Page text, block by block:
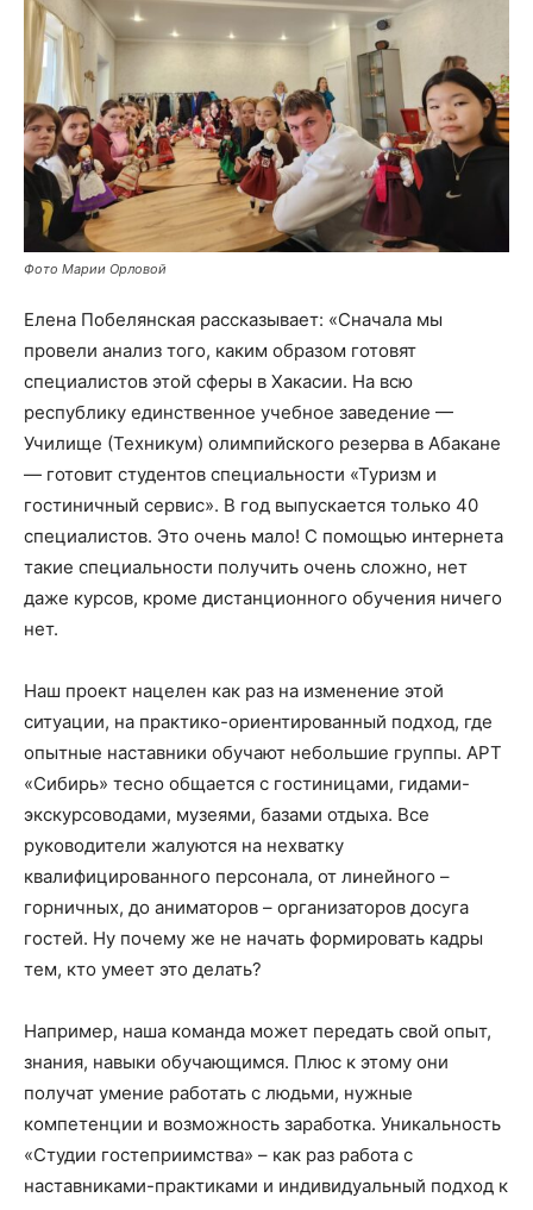
Фото Марии Орловой
Елена Побелянская рассказывает: «Сначала мы
провели анализ того, каким образом готовят
специалистов этой сферы в Хакасии. На всю
республику единственное учебное заведение —
Училище (Техникум) олимпийского резерва в Абакане
— готовит студентов специальности «Туризм и
гостиничный сервис». В год выпускается только 40
специалистов. Это очень мало! С помощью интернета
такие специальности получить очень сложно, нет
даже курсов, кроме дистанционного обучения ничего
нет.
Наш проект нацелен как раз на изменение этой
ситуации, на практико-ориентированный подход, где
опытные наставники обучают небольшие группы. АРТ
«Сибирь» тесно общается с гостиницами, гидами-
экскурсоводами, музеями, базами отдыха. Все
руководители жалуются на нехватку
квалифицированного персонала, от линейного –
горничных, до аниматоров – организаторов досуга
гостей. Ну почему же не начать формировать кадры
тем, кто умеет это делать?
Например, наша команда может передать свой опыт,
знания, навыки обучающимся. Плюс к этому они
получат умение работать с людьми, нужные
компетенции и возможность заработка. Уникальность
«Студии гостеприимства» – как раз работа с
наставниками-практиками и индивидуальный подход к